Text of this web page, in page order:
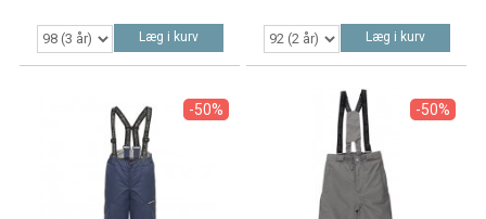
Læg i kurv Læg i kurv
-50% -50%